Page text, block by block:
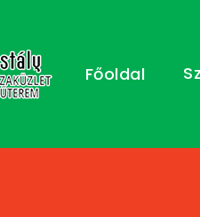
Főoldal